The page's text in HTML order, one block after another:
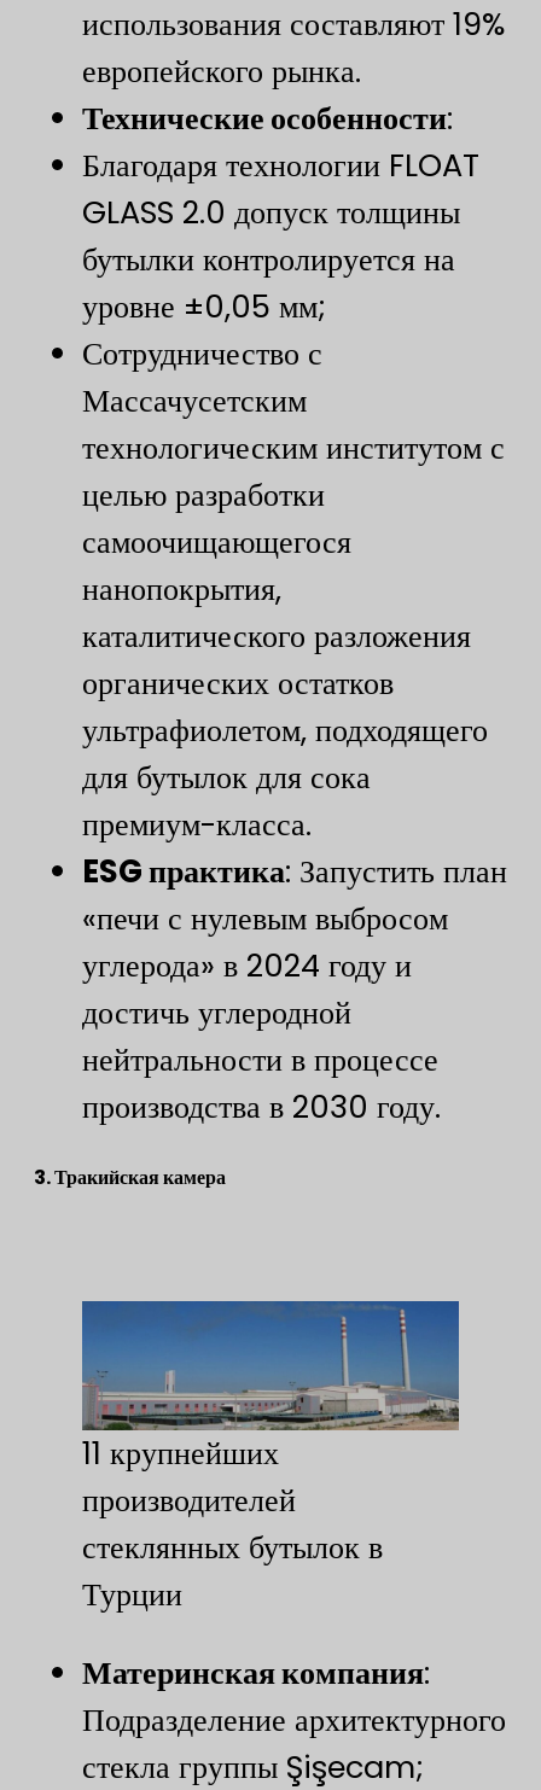
использования составляют 19%
европейского рынка.
Технические особенности​:
Благодаря технологии FLOAT
GLASS 2.0 допуск толщины
бутылки контролируется на
уровне ±0,05 мм;
Сотрудничество с
Массачусетским
технологическим институтом с
целью разработки
самоочищающегося
нанопокрытия,
каталитического разложения
органических остатков
ультрафиолетом, подходящего
для бутылок для сока
премиум-класса.
​ESG практика​​: Запустить план
«печи с нулевым выбросом
углерода» в 2024 году и
достичь углеродной
нейтральности в процессе
производства в 2030 году.
3. Тракийская камера
11 крупнейших
производителей
стеклянных бутылок в
Турции
​Материнская компания​​:
Подразделение архитектурного
стекла группы Şişecam;